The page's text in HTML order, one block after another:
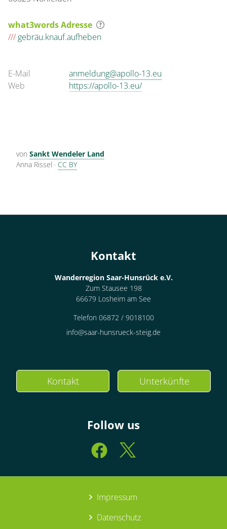
what3words Adresse
/// gebräu.knauf.aufheben
E-Mail
anmeldung@apollo-13.eu
Web
https://apollo-13.eu/
von Sankt Wendeler Land
Anna Rissel · CC BY
Kontakt
Wanderregion Saar-Hunsrück e.V.
Zum Stausee 198
66679 Losheim am See
Telefon 06872 / 9018100
info@saar-hunsrueck-steig.de
Kontakt Unterkünfte
Follow us
Impressum
Datenschutz